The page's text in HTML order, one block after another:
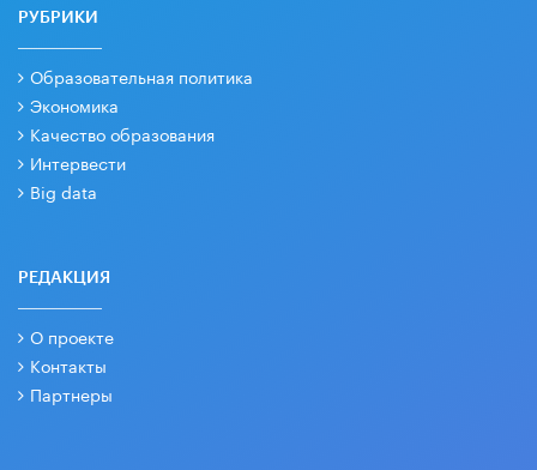
РУБРИКИ
Образовательная политика
Экономика
Качество образования
Интервести
Big data
РЕДАКЦИЯ
О проекте
Контакты
Партнеры